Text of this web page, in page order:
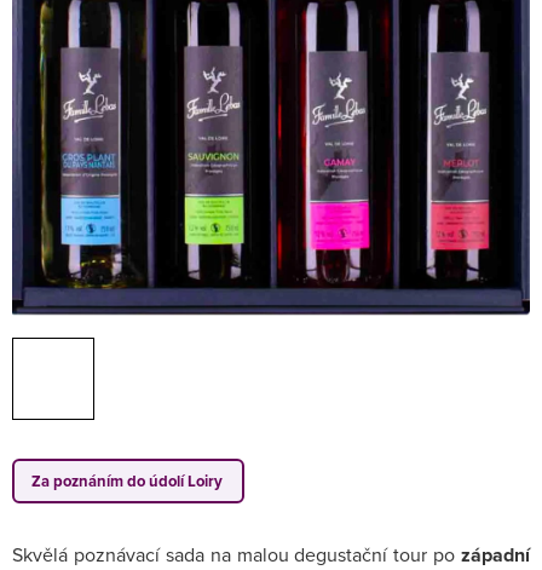
Za poznáním do údolí Loiry
Skvělá poznávací sada na malou degustační tour po západní